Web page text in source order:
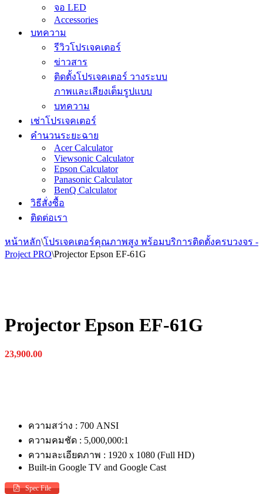
จอ LED
Accessories
บทความ
รีวิวโปรเจคเตอร์
ข่าวสาร
ติดตั้งโปรเจคเตอร์ วางระบบ
ภาพและเสียงเต็มรูปแบบ
บทความ
เช่าโปรเจคเตอร์
คำนวนระยะฉาย
Acer Calculator
Viewsonic Calculator
Epson Calculator
Panasonic Calculator
BenQ Calculator
วิธีสั่งซื้อ
ติดต่อเรา
หน้าหลัก\โปรเจคเตอร์คุณภาพสูง พร้อมบริการติดตั้งครบวงจร -
Project PRO\Projector Epson EF-61G
Projector Epson EF-61G
23,900.00
ความสว่าง : 700 ANSI
ความคมชัด : 5,000,000:1‎
ความละเอียดภาพ : 1920 x 1080 (Full HD)
Built-in Google TV and Google Cast
Spec File